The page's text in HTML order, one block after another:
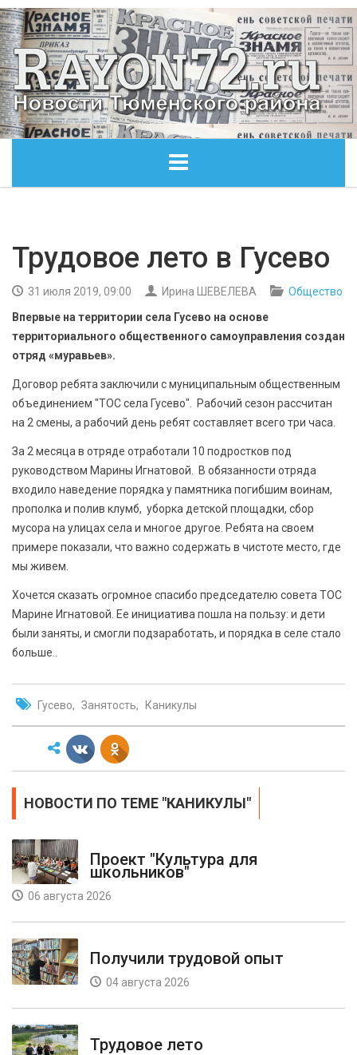
ОБЩЕСТВО
ЭКОНОМИКА
КУЛЬТУРА
СПОРТ
АРХИВ PDF
Трудовое лето в Гусево
31 июля 2019, 09:00 Ирина ШЕВЕЛЕВА
Общество
Впервые на территории села Гусево на основе
территориального общественного самоуправления создан
отряд «муравьев».
Договор ребята заключили с муниципальным общественным
объединением "ТОС села Гусево". Рабочий сезон рассчитан
на 2 смены, а рабочий день ребят составляет всего три часа.
За 2 месяца в отряде отработали 10 подростков под
руководством Марины Игнатовой. В обязанности отряда
входило наведение порядка у памятника погибшим воинам,
прополка и полив клумб, уборка детской площадки, сбор
мусора на улицах села и многое другое. Ребята на своем
примере показали, что важно содержать в чистоте место, где
мы живем.
Хочется сказать огромное спасибо председателю совета ТОС
Марине Игнатовой. Ее инициатива пошла на пользу: и дети
были заняты, и смогли подзаработать, и порядка в селе стало
больше..
Гусево Занятость Каникулы
НОВОСТИ ПО ТЕМЕ "КАНИКУЛЫ"
Проект "Культура для
школьников"
06 августа 2026
Получили трудовой опыт
04 августа 2026
Трудовое лето